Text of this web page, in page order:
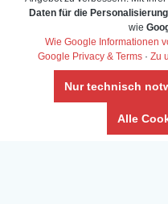
Umwelt
Daten für die
wie
Wie Google Informationen
Google Privacy & Terms · Zu
Nur technisch
Alle